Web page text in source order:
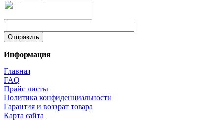
Информация
Главная
FAQ
Прайс-листы
Политика конфиденциальности
Гарантия и возврат товара
Карта сайта